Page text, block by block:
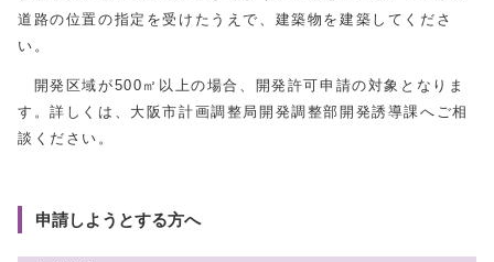
道路の位置の指定を受けたうえで、建築物を建築してくださ
い。
開発区域が500㎡以上の場合、開発許可申請の対象となりま
す。詳しくは、大阪市計画調整局開発調整部開発誘導課へご相
談ください。
申請しようとする方へ